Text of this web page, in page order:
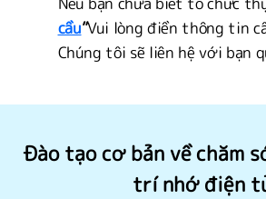
cầu”Vui lòng điền thông tin
Chúng tôi sẽ liên hệ với bạn
Đào tạo cơ bản về chăm
trí nhớ điện